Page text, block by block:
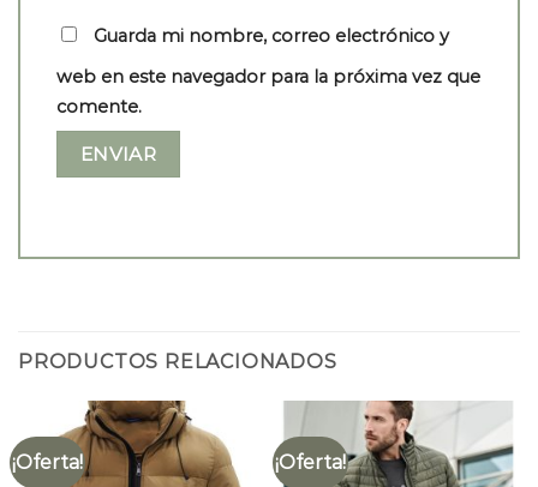
Guarda mi nombre, correo electrónico y
web en este navegador para la próxima vez que
comente.
PRODUCTOS RELACIONADOS
¡Oferta! ¡Oferta!